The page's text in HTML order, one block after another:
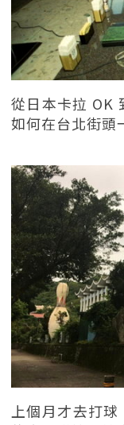
從日本卡拉 OK
如何在台北街頭
上個月才去打